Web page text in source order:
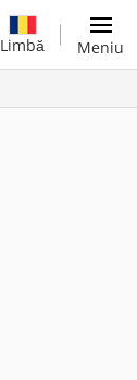
Limbă Meniu